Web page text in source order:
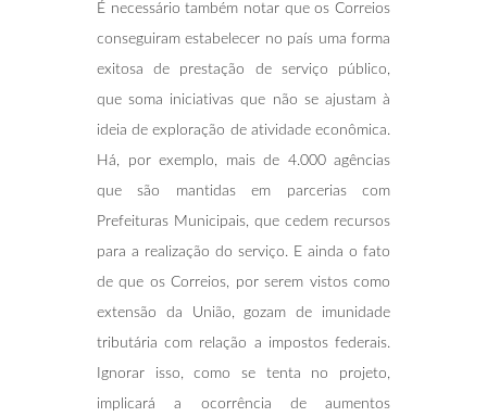
É necessário também notar que os Correios
conseguiram estabelecer no país uma forma
exitosa de prestação de serviço público,
que soma iniciativas que não se ajustam à
ideia de exploração de atividade econômica.
Há, por exemplo, mais de 4.000 agências
que são mantidas em parcerias com
Prefeituras Municipais, que cedem recursos
para a realização do serviço. E ainda o fato
de que os Correios, por serem vistos como
extensão da União, gozam de imunidade
tributária com relação a impostos federais.
Ignorar isso, como se tenta no projeto,
implicará a ocorrência de aumentos